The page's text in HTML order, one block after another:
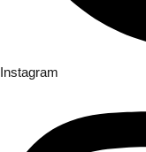
Instagram